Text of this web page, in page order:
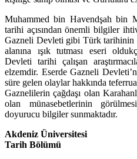
Muhammed bin Havendşah bin
tarihi açısından önemli bilgiler
Gazneli Devleti gibi Türk tarihinin
alanına ışık tutması eseri
Devleti tarihi çalışan
elzemdir. Eserde Gazneli
süre gelen olaylar hakkında
Gaznelilerin çağdaşı olan
olan münasebetlerinin
doyurucu bilgiler sunmaktadır.
Akdeniz Üniversitesi
Tarih Bölümü